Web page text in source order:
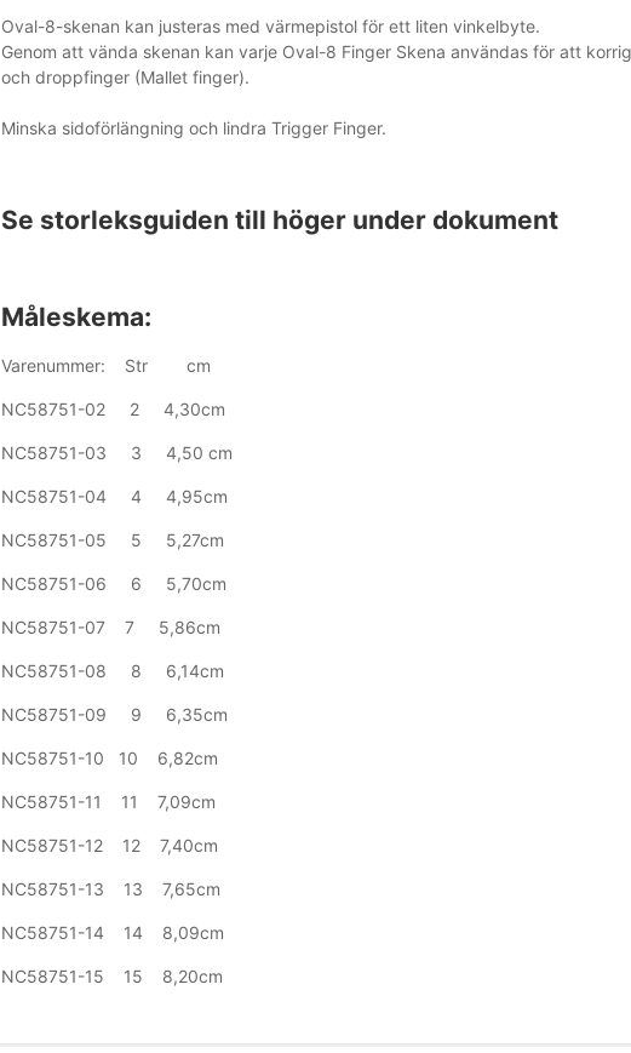
Oval-8-skenan kan justeras med värmepistol för ett liten vinkelbyte.
Genom att vända skenan kan varje Oval-8 Finger Skena användas för att
och droppfinger (Mallet finger).
Minska sidoförlängning och lindra Trigger Finger.
Se storleksguiden till höger under dokument
Måleskema:
Varenummer: Str cm
NC58751-02 2 4,30cm
NC58751-03 3 4,50 cm
NC58751-04 4 4,95cm
NC58751-05 5 5,27cm
NC58751-06 6 5,70cm
NC58751-07 7 5,86cm
NC58751-08 8 6,14cm
NC58751-09 9 6,35cm
NC58751-10 10 6,82cm
NC58751-11 11 7,09cm
NC58751-12 12 7,40cm
NC58751-13 13 7,65cm
NC58751-14 14 8,09cm
NC58751-15 15 8,20cm